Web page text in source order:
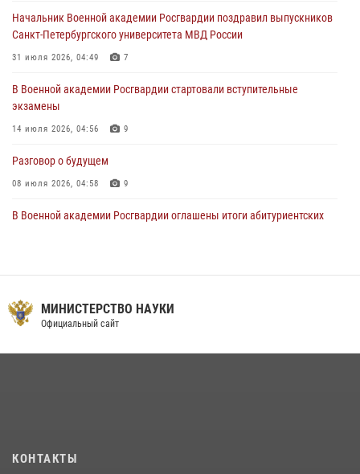
108 лет со дня образования подразделений связи войск
Начальник Военной академии Росгвардии поздравил выпускников
Санкт-Петербургского университета МВД России
31 июля 2026, 04:49 7
В Военной академии Росгвардии стартовали вступительные
экзамены
14 июля 2026, 04:56 9
Разговор о будущем
08 июля 2026, 04:58 9
В Военной академии Росгвардии оглашены итоги абитуриентских
09 июля 2026, 11:58 9
МИНИСТЕРСТВО НАУКИ
Официальный сайт
КОНТАКТЫ